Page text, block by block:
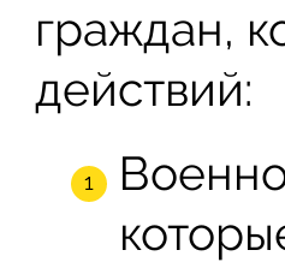
граждан,
действий: